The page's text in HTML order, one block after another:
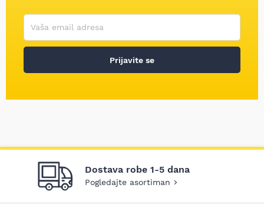
Korisničko ime
Vaša email adresa
Prijavite se
Dostava robe 1-5 dana
Pogledajte asortiman